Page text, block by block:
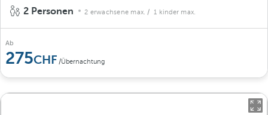
2 Personen 2 erwachsene max. / 1 kinder max.
Ab
275 /Übernachtung